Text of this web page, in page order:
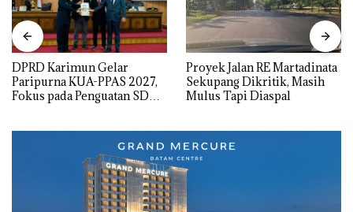
DPRD Karimun Gelar
Paripurna KUA-PPAS 2027,
Fokus pada Penguatan SDM,
Proyek Jalan RE Martadinata
Sekupang Dikritik, Masih
Mulus Tapi Diaspal